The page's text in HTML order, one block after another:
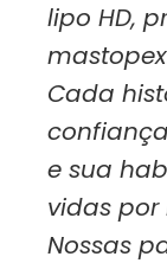
lipo HD,
Cada
e sua
vidas
Nossas